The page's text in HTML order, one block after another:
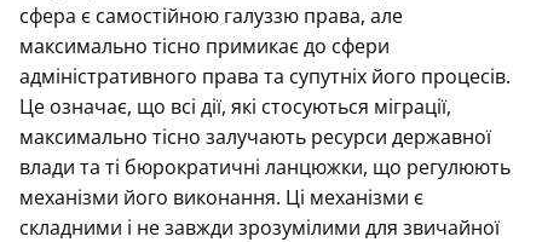
сфера є самостійною галуззю права, але
максимально тісно примикає до сфери
адміністративного права та супутніх його процесів.
Це означає, що всі дії, які стосуються міграції,
максимально тісно залучають ресурси державної
влади та ті бюрократичні ланцюжки, що регулюють
механізми його виконання. Ці механізми є
складними і не завжди зрозумілими для звичайної